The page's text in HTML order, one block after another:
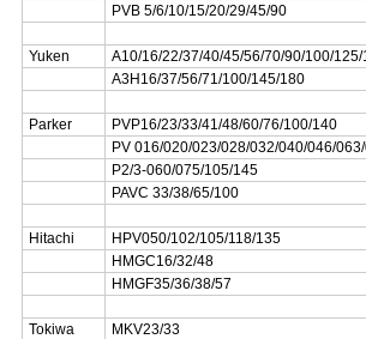
PVB 5/6/10/15/20/29/45/90
Yuken
A10/16/22/37/40/45/56/70/90/100/
A3H16/37/56/71/100/145/180
Parker
PVP16/23/33/41/48/60/76/100/140
PV 016/020/023/028/032/040/046/
P2/3-060/075/105/145
PAVC 33/38/65/100
Hitachi
HPV050/102/105/118/135
HMGC16/32/48
HMGF35/36/38/57
Tokiwa MKV23/33